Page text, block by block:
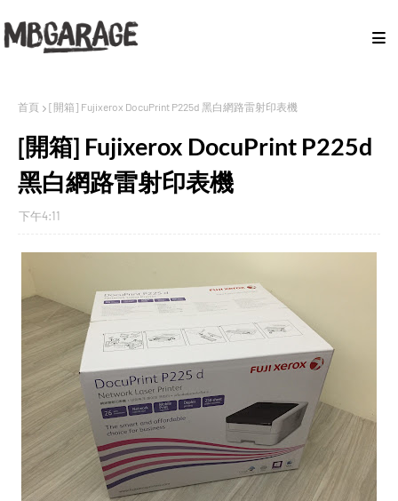
首頁 [開箱] Fujixerox DocuPrint P225d 黑白網路雷射印表機
[開箱] Fujixerox DocuPrint P225d
黑白網路雷射印表機
下午4:11